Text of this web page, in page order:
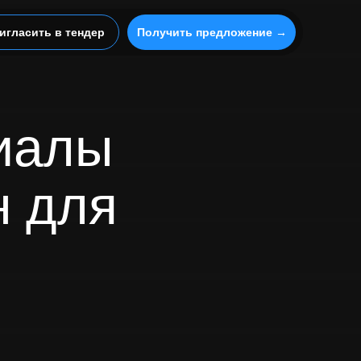
Получить предложение →
в тендер
для